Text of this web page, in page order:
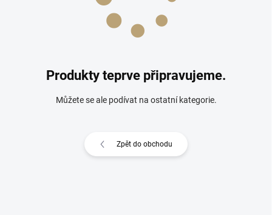
Produkty teprve připravujeme.
Můžete se ale podívat na ostatní kategorie.
Zpět do obchodu